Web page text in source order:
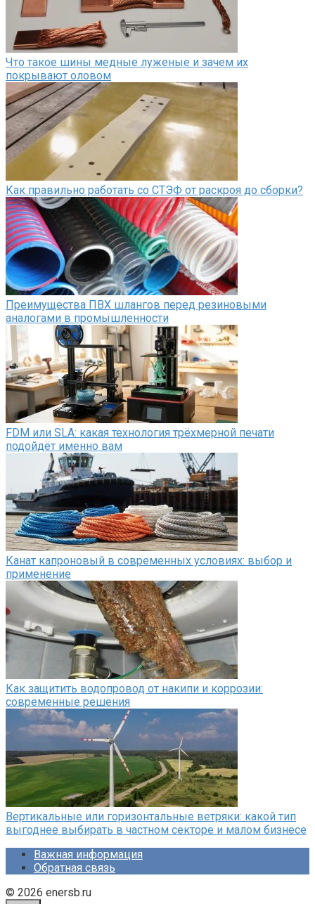
Что такое шины медные луженые и зачем их
покрывают оловом
Как правильно работать со СТЭФ от раскроя до сборки?
Преимущества ПВХ шлангов перед резиновыми
аналогами в промышленности
FDM или SLA: какая технология трёхмерной печати
подойдёт именно вам
Канат капроновый в современных условиях: выбор и
применение
Как защитить водопровод от накипи и коррозии:
современные решения
Вертикальные или горизонтальные ветряки: какой тип
выгоднее выбирать в частном секторе и малом бизнесе
Важная информация
Обратная связь
© 2026 enersb.ru